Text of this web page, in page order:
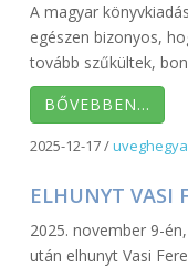
A magyar
egészen bizonyos,
tovább szűkültek,
BŐVEBBEN…
2025-12-17/
ELHUNYT VASI
2025. november 9-
után elhunyt Vasi